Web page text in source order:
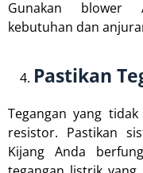
Gunakan blower
kebutuhan dan
Pastikan
Tegangan yang
resistor. Pastikan
Kijang Anda